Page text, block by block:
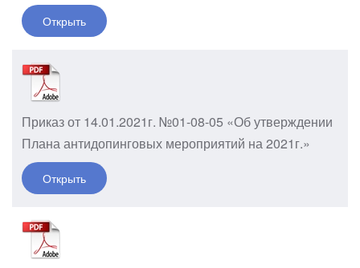
Открыть
Приказ от 14.01.2021г. №01-08-05 «Об утверждении
Плана антидопинговых мероприятий на 2021г.»
Открыть